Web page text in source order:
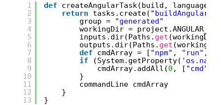
1
2
3
4
5
6
7
8
9
10
11
12
13
def
createAngularTask(build, language) {
return
tasks.create(
group =
"generated"
workingDir =
inputs.dir(Paths. get
outputs.dir(Paths. get
def
cmdArray = [ "npm" , "run" ,
if
(System.getProperty( 'os.name'
cmdArray.addAll(0 , [ "cmd"
}
commandLine cmdArray
}
}